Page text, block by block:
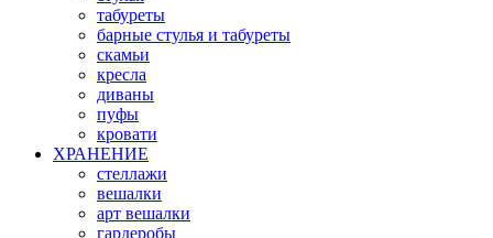
табуреты
барные стулья и табуреты
скамьи
кресла
диваны
пуфы
кровати
ХРАНЕНИЕ
стеллажи
вешалки
арт вешалки
гардеробы